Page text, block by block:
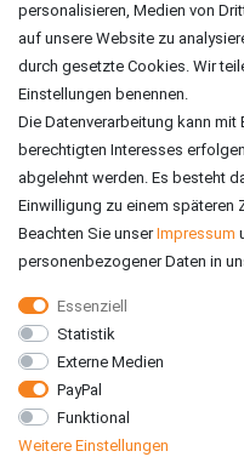
VERSAND
personalisieren, Medien von
auf unsere Website zu
durch gesetzte Cookies. Wir
Einstellungen benennen.
Die Datenverarbeitung kann
berechtigten Interesses
abgelehnt werden. Es besteht
Einwilligung zu einem späteren
Beachten Sie unserImpressum
personenbezogener Daten in
Essenziell
Statistik
Externe Medien
PayPal
Funktional
Weitere Einstellungen